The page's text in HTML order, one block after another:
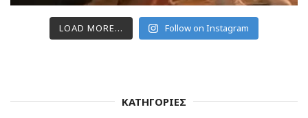
LOAD MORE... Follow on Instagram
ΚΑΤΗΓΟΡΙΕΣ